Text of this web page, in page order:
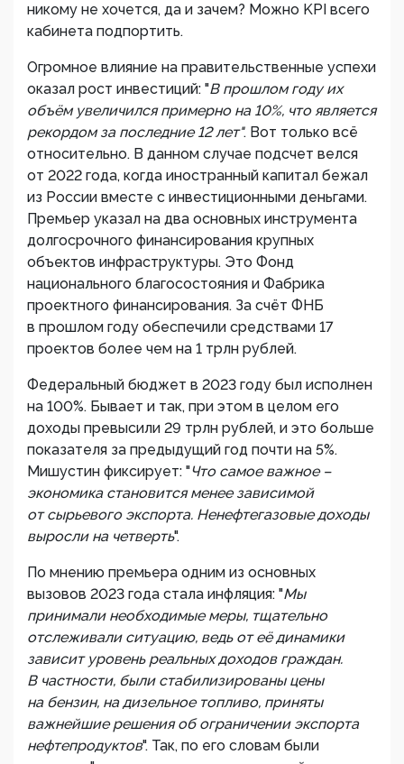
никому не хочется, да и зачем? Можно KPI всего
кабинета подпортить.
Огромное влияние на правительственные успехи
оказал рост инвестиций: "В прошлом году их
объём увеличился примерно на 10%, что является
рекордом за последние 12 лет". Вот только всё
относительно. В данном случае подсчет велся
от 2022 года, когда иностранный капитал бежал
из России вместе с инвестиционными деньгами.
Премьер указал на два основных инструмента
долгосрочного финансирования крупных
объектов инфраструктуры. Это Фонд
национального благосостояния и Фабрика
проектного финансирования. За счёт ФНБ
в прошлом году обеспечили средствами 17
проектов более чем на 1 трлн рублей.
Федеральный бюджет в 2023 году был исполнен
на 100%. Бывает и так, при этом в целом его
доходы превысили 29 трлн рублей, и это больше
показателя за предыдущий год почти на 5%.
Мишустин фиксирует: "Что самое важное –
экономика становится менее зависимой
от сырьевого экспорта. Ненефтегазовые доходы
выросли на четверть".
По мнению премьера одним из основных
вызовов 2023 года стала инфляция: "Мы
принимали необходимые меры, тщательно
отслеживали ситуацию, ведь от её динамики
зависит уровень реальных доходов граждан.
В частности, были стабилизированы цены
на бензин, на дизельное топливо, приняты
важнейшие решения об ограничении экспорта
нефтепродуктов". Так, по его словам были